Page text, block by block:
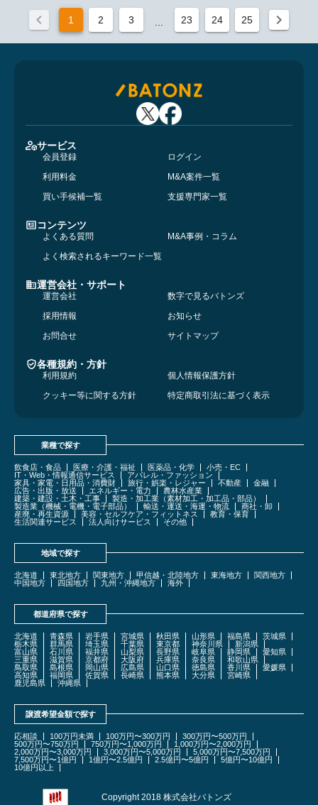
1 2 3 23 24 25
サービス
会員登録
ログイン
利用料金
M&A案件一覧
買い手候補一覧
支援専門家一覧
コンテンツ
よくある質問
M&A事例・コラム
よく検索されるキーワード一覧
運営会社・サポート
運営会社
数字で見るバトンズ
採用情報
お知らせ
お問合せ
サイトマップ
各種規約・方針
利用規約
個人情報保護方針
クッキー等に関する方針
特定商取引法に基づく表示
業種で探す
飲食店・食品 医療・介護・福祉 医薬品・化学
小売・EC
IT・Web・情報通信サービス
アパレル・ファッション
家具・家電・日用品・消費財
旅行・娯楽・レジャー 不動産
金融
広告・出版・放送
エネルギー・電力
農林水産業
建築・建設・土木・工事
製造・加工業（素材加工・加工品・部品）
製造業（機械・電機・電子部品）
輸送・運送・海運・物流
商社・卸
産廃・再生資源
美容・セルフケア・フィットネス
教育・保育
生活関連サービス
法人向けサービス その他
地域で探す
北海道 東北地方 関東地方 甲信越・北陸地方 東海地方
関西地方
中国地方
四国地方 九州・沖縄地方 海外
都道府県で探す
北海道 青森県 岩手県 宮城県 秋田県 山形県 福島県
茨城県
栃木県
群馬県 埼玉県 千葉県 東京都 神奈川県
新潟県
富山県
石川県 福井県 山梨県 長野県 岐阜県 静岡県
愛知県
三重県
滋賀県 京都府 大阪府 兵庫県 奈良県
和歌山県
鳥取県
島根県 岡山県 広島県 山口県 徳島県 香川県
愛媛県
高知県
福岡県 佐賀県 長崎県 熊本県 大分県
宮崎県
鹿児島県
沖縄県
譲渡希望金額で探す
応相談 100万円未満 100万円〜300万円
300万円〜500万円
500万円〜750万円
750万円〜1,000万円
1,000万円〜2,000万円
2,000万円〜3,000万円
3,000万円〜5,000万円
5,000万円〜7,500万円
7,500万円〜1億円
1億円〜2.5億円 2.5億円〜5億円
5億円〜10億円
10億円以上
Copyright 2018 株式会社バトンズ